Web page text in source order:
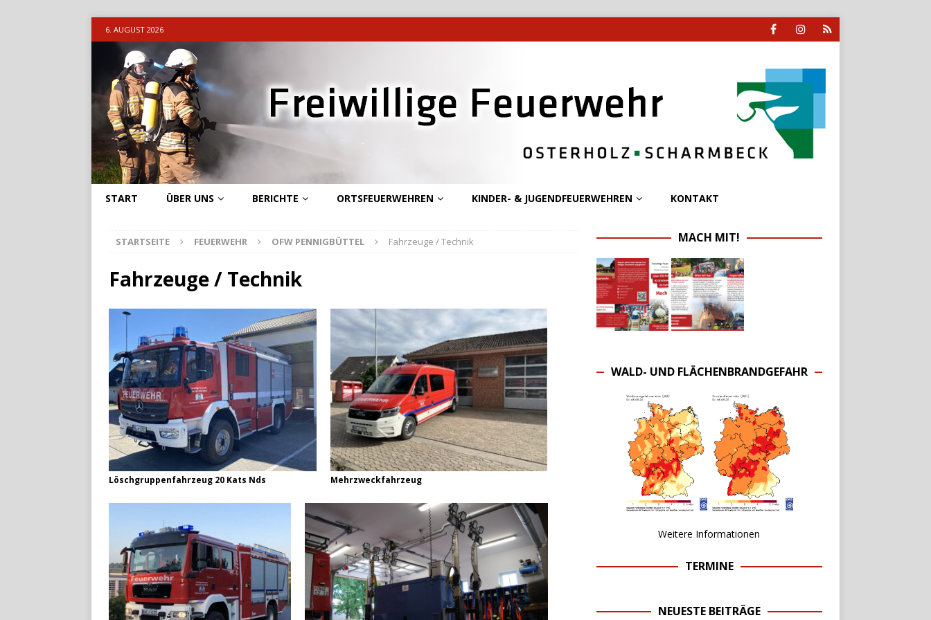
6. AUGUST 2026
START ÜBER UNS BERICHTE ORTSFEUERWEHREN KINDER- & JUGENDFEUERWEHREN KONTAKT
STARTSEITE FEUERWEHR OFW PENNIGBÜTTEL Fahrzeuge / Technik
Fahrzeuge / Technik
Löschgruppenfahrzeug 20 Kats Nds Mehrzweckfahrzeug
MACH MIT!
WALD- UND FLÄCHENBRANDGEFAHR
Weitere Informationen
TERMINE
NEUESTE BEITRÄGE